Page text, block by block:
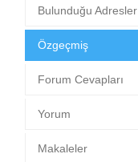
Bulunduğu Adresler
Özgeçmiş
Forum Cevapları
Yorum
Makaleler